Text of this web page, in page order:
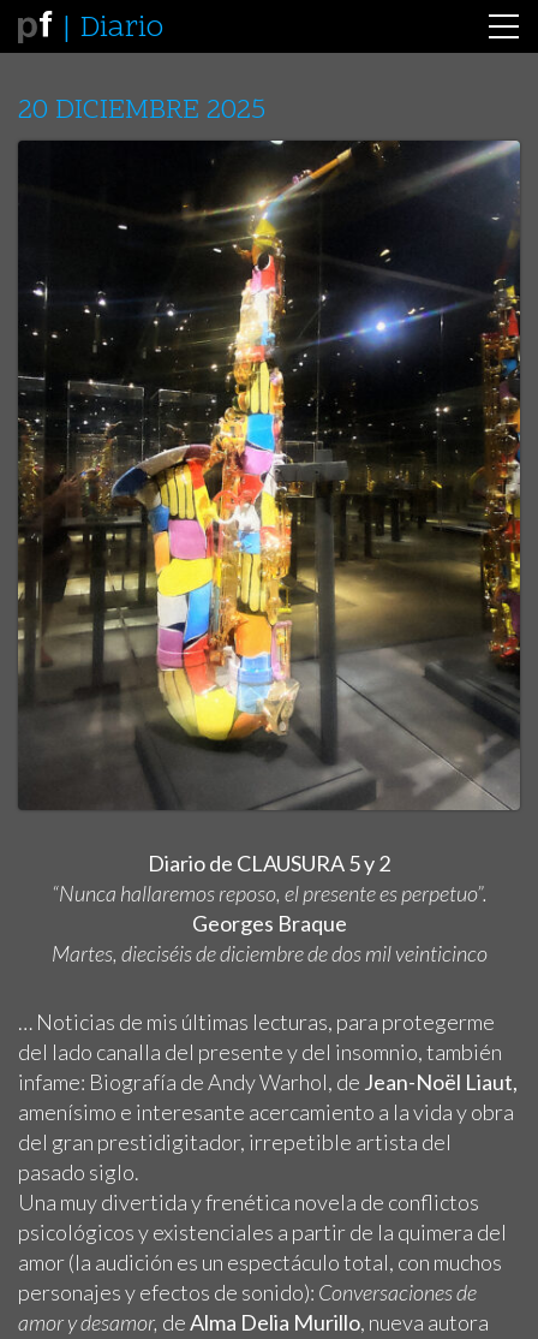
Diario
20 DICIEMBRE 2025
Diario de CLAUSURA 5 y 2
“Nunca hallaremos reposo, el presente es perpetuo”.
Georges Braque
Martes, dieciséis de diciembre de dos mil veinticinco
… Noticias de mis últimas lecturas, para protegerme
del lado canalla del presente y del insomnio, también
infame: Biografía de Andy Warhol, de Jean-Noël Liaut,
amenísimo e interesante acercamiento a la vida y obra
del gran prestidigitador, irrepetible artista del
pasado siglo.
Una muy divertida y frenética novela de conflictos
psicológicos y existenciales a partir de la quimera del
amor (la audición es un espectáculo total, con muchos
personajes y efectos de sonido): Conversaciones de
amor y desamor, deAlma Delia Murillo, nueva autora